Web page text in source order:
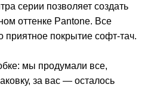
серии позволяет создать
оттенке Pantone. Все
приятное покрытие софт-тач.
мы продумали все,
за вас — осталось